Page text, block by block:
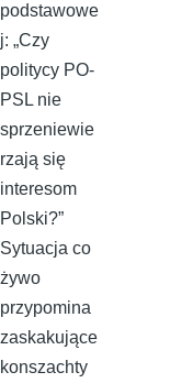
podstawowe
j: „Czy
politycy PO-
PSL nie
sprzeniewie
rzają się
interesom
Polski?”
Sytuacja co
żywo
przypomina
zaskakujące
konszachty